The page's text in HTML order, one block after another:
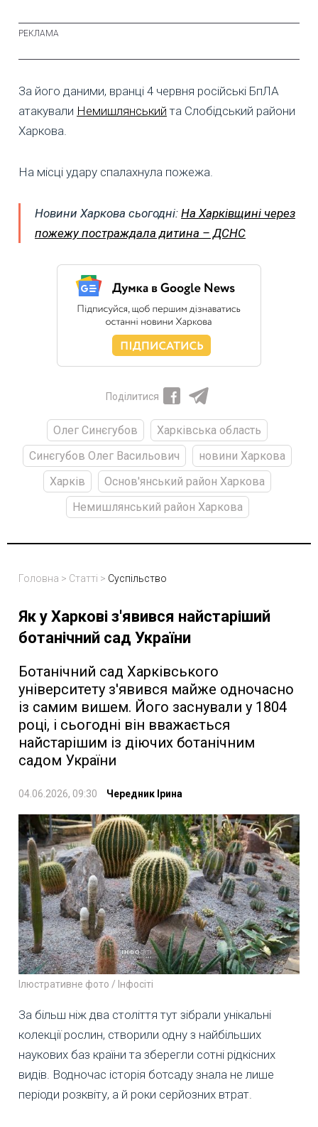
За його даними, вранці 4 червня російські БпЛА
атакували Немишлянський та Слобідський райони
Харкова.
На місці удару спалахнула пожежа.
Новини Харкова сьогодні: На Харківщині через
пожежу постраждала дитина – ДСНС
Поділитися
Олег Синєгубов
Харківська область
Синєгубов Олег Васильович
новини Харкова
Харків
Основ'янський район Харкова
Немишлянський район Харкова
Головна > Статті > Суспільство
Як у Харкові з'явився найстаріший
ботанічний сад України
Ботанічний сад Харківського
університету з'явився майже одночасно
із самим вишем. Його заснували у 1804
році, і сьогодні він вважається
найстарішим із діючих ботанічним
садом України
04.06.2026, 09:30 Чередник Ірина
Ілюстративне фото / Інфосіті
За більш ніж два століття тут зібрали унікальні
колекції рослин, створили одну з найбільших
наукових баз країни та зберегли сотні рідкісних
видів. Водночас історія ботсаду знала не лише
періоди розквіту, а й роки серйозних втрат.